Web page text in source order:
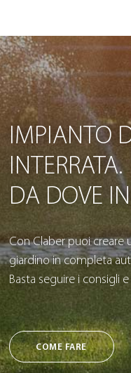
IMPIANTO
INTERRATA.
DA DOVE
Con Claber puoi creare
giardino in completa
Basta seguire i consigli
COME FARE